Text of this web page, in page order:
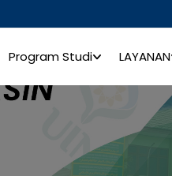
Program Studi LAYANAN